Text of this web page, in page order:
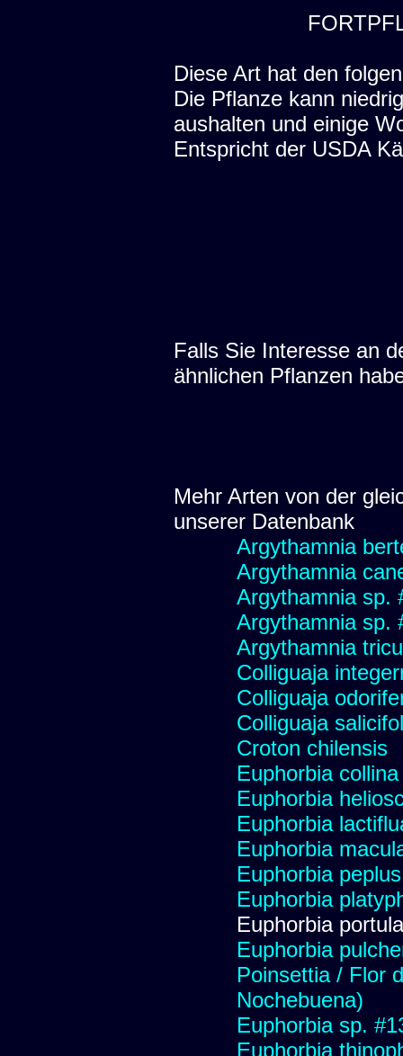
Diese Art hat den
Die Pflanze kann
aushalten und einige
Entspricht der USDA
Falls Sie Interesse an
ähnlichen Pflanzen
Mehr Arten von der
unserer Datenbank
Argythamnia
Argythamnia
Argythamnia sp.
Argythamnia sp.
Argythamnia
Colliguaja
Colliguaja
Colliguaja
Croton chilensis
Euphorbia
Euphorbia
Euphorbia
Euphorbia
Euphorbia
Euphorbia
Euphorbia
Euphorbia
Poinsettia / Flor
Nochebuena)
Euphorbia sp.
Euphorbia